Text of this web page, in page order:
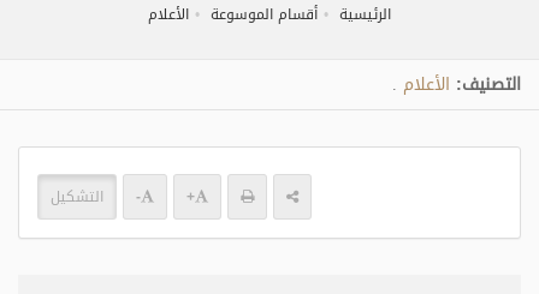
الرئيسية أقسام الموسوعة الأعلام
التصنيف: الأعلام
+
- التشكيل